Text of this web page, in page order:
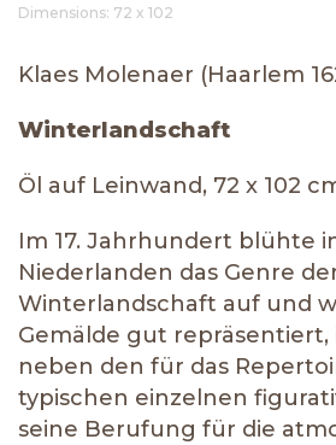
Dimensions: 72 x 102
Klaes Molenaer (Haarlem
Winterlandschaft
Öl auf Leinwand, 72 x 102
Im 17. Jahrhundert blühte
Niederlanden das Genre
Winterlandschaft auf und
Gemälde gut repräsentiert,
neben den für das
typischen einzelnen
seine Berufung für die